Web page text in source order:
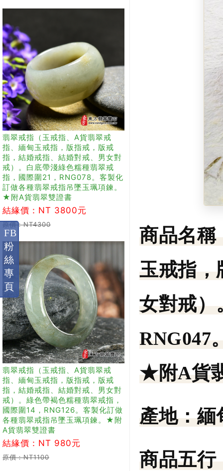
翡翠戒指（玉戒指、A貨翡翠戒
指、緬甸玉戒指，版指戒，版戒
指，結婚戒指、結婚對戒、男女對
戒）。白底帶淺綠色糯種翡翠戒
指，國際圍21，RNG078。客製化
訂做各種翡翠戒指吊墜玉珮項鍊。
★附A貨翡翠雙證書
結緣價：NT 3800元
原價：NT4300
翡翠戒指（玉戒指、A貨翡翠戒
指、緬甸玉戒指，版指戒，版戒
指，結婚戒指、結婚對戒、男女對
戒）。綠色帶褐色糯種翡翠戒指，
國際圍14，RNG126。客製化訂做
各種翡翠戒指吊墜玉珮項鍊。★附
A貨翡翠雙證書
結緣價：NT 980元
原價：NT1100
商品名稱
玉戒指，
女對戒）
RNG047
★附A貨
產地： 緬
商品五行
FB
粉
絲
專
頁